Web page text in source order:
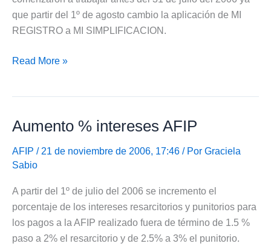
que partir del 1º de agosto cambio la aplicación de MI
REGISTRO a MI SIMPLIFICACION.
Mi
Read More »
Aumento % intereses AFIP
AFIP / 21 de noviembre de 2006, 17:46 / Por Graciela
Sabio
A partir del 1º de julio del 2006 se incremento el
porcentaje de los intereses resarcitorios y punitorios para
los pagos a la AFIP realizado fuera de término de 1.5 %
paso a 2% el resarcitorio y de 2.5% a 3% el punitorio.